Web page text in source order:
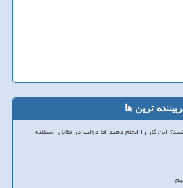
ترین ها
این کار را انجام دهید اما دولت در مقابل استفاده